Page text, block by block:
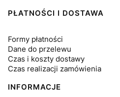
PŁATNOŚCI I DOSTAWA
Formy płatności
Dane do przelewu
Czas i koszty dostawy
Czas realizacji zamówienia
INFORMACJE